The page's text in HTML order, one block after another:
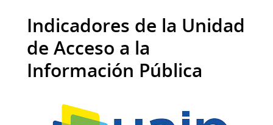
Indicadores de la Unidad
de Acceso a la
Información Pública